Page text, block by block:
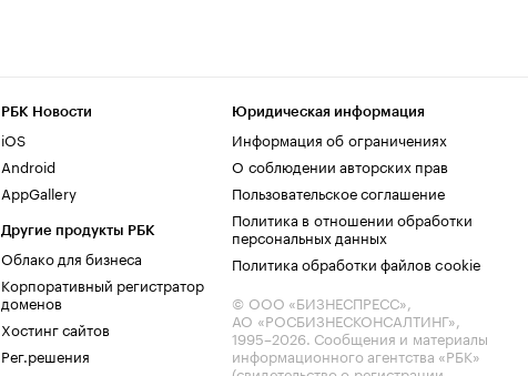
РБК Новости
iOS
Android
AppGallery
Другие продукты РБК
Облако для бизнеса
Корпоративный регистратор
доменов
Хостинг сайтов
Рег.решения
Юридическая информация
Информация об ограничениях
О соблюдении авторских прав
Пользовательское соглашение
Политика в отношении обработки
персональных данных
Политика обработки файлов cookie
© ООО «БИЗНЕСПРЕСС»,
АО «РОСБИЗНЕСКОНСАЛТИНГ»,
1995–2026. Сообщения и материалы
информационного агентства «РБК»